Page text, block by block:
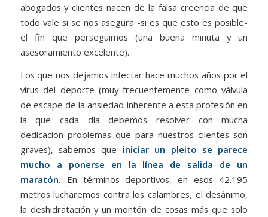
abogados y clientes nacen de la falsa creencia de que
todo vale si se nos asegura -si es que esto es posible-
el fin que perseguimos (una buena minuta y un
asesoramiento excelente).
Los que nos dejamos infectar hace muchos años por el
virus del deporte (muy frecuentemente como válvula
de escape de la ansiedad inherente a esta profesión en
la que cada día debemos resolver con mucha
dedicación problemas que para nuestros clientes son
graves), sabemos que iniciar un pleito se parece
mucho a ponerse en la línea de salida de un
maratón. En términos deportivos, en esos 42.195
metros lucharemos contra los calambres, el desánimo,
la deshidratación y un montón de cosas más que solo